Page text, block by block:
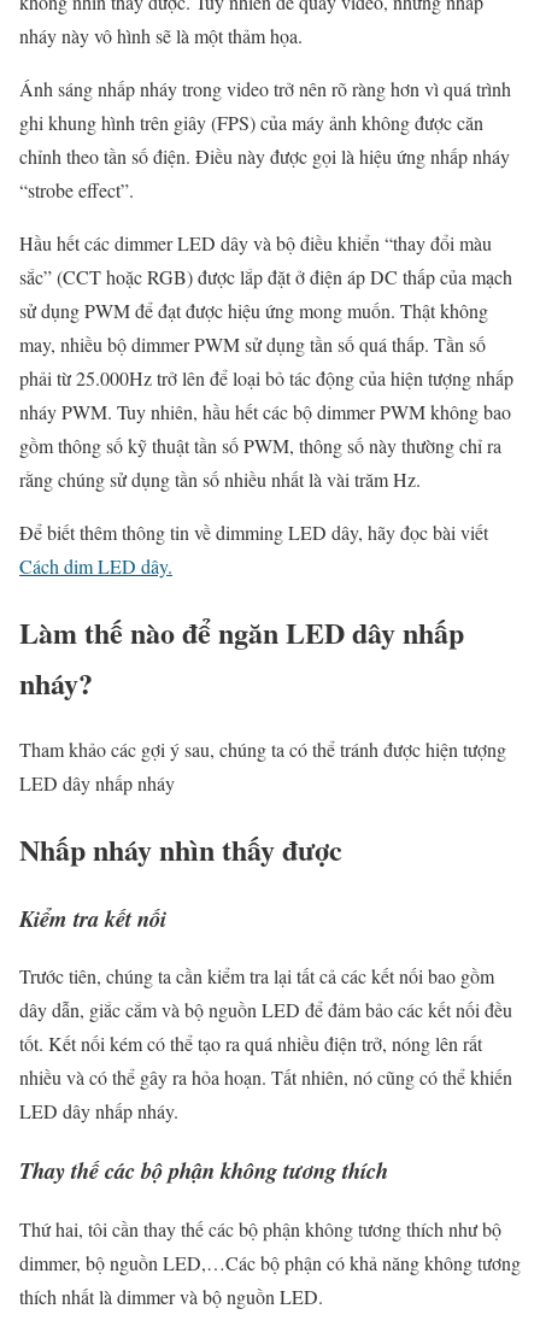
nháy này vô hình sẽ là một thảm họa.
Ánh sáng nhấp nháy trong video trở nên rõ ràng hơn vì quá trình
ghi khung hình trên giây (FPS) của máy ảnh không được căn
chỉnh theo tần số điện. Điều này được gọi là hiệu ứng nhấp nháy
“strobe effect”.
Hầu hết các dimmer LED dây và bộ điều khiển “thay đổi màu
sắc” (CCT hoặc RGB) được lắp đặt ở điện áp DC thấp của mạch
sử dụng PWM để đạt được hiệu ứng mong muốn. Thật không
may, nhiều bộ dimmer PWM sử dụng tần số quá thấp. Tần số
phải từ 25.000Hz trở lên để loại bỏ tác động của hiện tượng nhấp
nháy PWM. Tuy nhiên, hầu hết các bộ dimmer PWM không bao
gồm thông số kỹ thuật tần số PWM, thông số này thường chỉ ra
rằng chúng sử dụng tần số nhiều nhất là vài trăm Hz.
Để biết thêm thông tin về dimming LED dây, hãy đọc bài viết
Cách dim LED dây.
Làm thế nào để ngăn LED dây nhấp
nháy?
Tham khảo các gợi ý sau, chúng ta có thể tránh được hiện tượng
LED dây nhấp nháy
Nhấp nháy nhìn thấy được
Kiểm tra kết nối
Trước tiên, chúng ta cần kiểm tra lại tất cả các kết nối bao gồm
dây dẫn, giắc cắm và bộ nguồn LED để đảm bảo các kết nối đều
tốt. Kết nối kém có thể tạo ra quá nhiều điện trở, nóng lên rất
nhiều và có thể gây ra hỏa hoạn. Tất nhiên, nó cũng có thể khiến
LED dây nhấp nháy.
Thay thế các bộ phận không tương thích
Thứ hai, tôi cần thay thế các bộ phận không tương thích như bộ
dimmer, bộ nguồn LED,…Các bộ phận có khả năng không tương
thích nhất là dimmer và bộ nguồn LED.